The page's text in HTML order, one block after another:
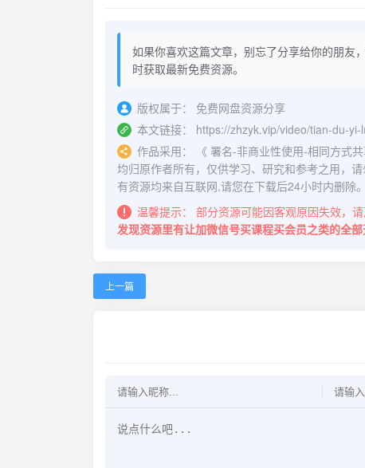
如果你喜欢这篇文章，别忘了分享给你的朋友
时获取最新免费资源。
版权属于：
免费网盘资源分享
本文链接：
https://zhzyk.vip/video/tian-du-
作品采用：
《 署名-非商业性使用-相同方式
均归原作者所有，仅供学习、研究和参考之用，
有资源均来自互联网,请您在下载后24小时内删除。
温馨提示：
部分资源可能因客观原因失效，
发现资源里有让加微信号买课程买会员之类的全部
上一篇